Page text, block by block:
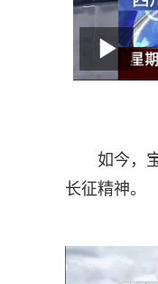
如今，
长征精神。